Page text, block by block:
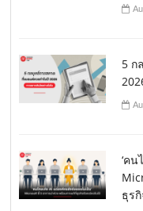
5 ก
‘คน
ธุร